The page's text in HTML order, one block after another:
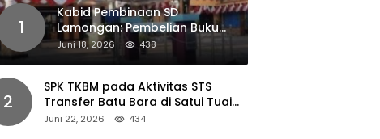
1
Kabid Pembinaan SD
Lamongan: Pembelian Buku
Pendamping Tidak Boleh
Dipaksakan
Juni 18, 2026 438
2
SPK TKBM pada Aktivitas STS
Transfer Batu Bara di Satui Tuai
Sorotan
Juni 22, 2026 434